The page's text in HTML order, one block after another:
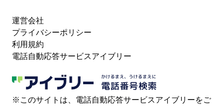
運営会社
プライバシーポリシー
利用規約
電話自動応答サービスアイブリー
※このサイトは、電話自動応答サービスアイブリーをご